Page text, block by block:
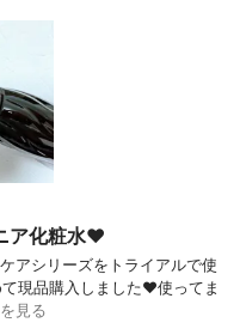
ア化粧水❤️
アシリーズをトライアルで使
現品購入しました❤️使ってま
見る